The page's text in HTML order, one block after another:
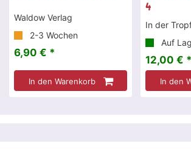
Waldow Verlag
2-3 Wochen
6,90 € *
In den Warenkorb
4
In der
Auf
12,00 € *
In den